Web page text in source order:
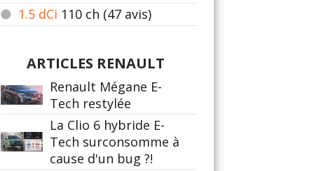
1.5 dCi 110 ch (47 avis)
ARTICLES RENAULT
Renault Mégane E-
Tech restylée
La Clio 6 hybride E-
Tech surconsomme à
cause d'un bug ?!